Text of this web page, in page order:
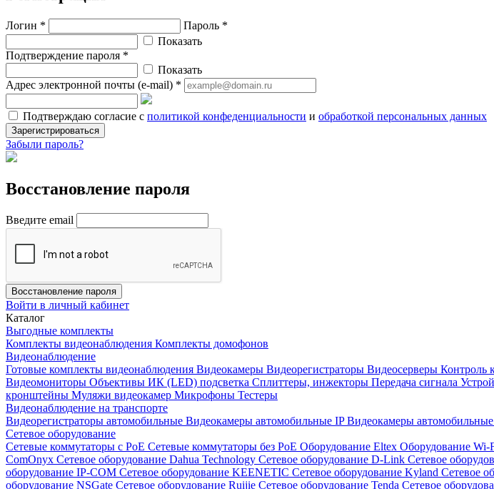
Логин *
Пароль *
Показать
Подтверждение пароля *
Показать
Адрес электронной почты (e-mail) *
Подтверждаю согласие с политикой конфеденциальности и обработкой персональных данных
Зарегистрироваться
Забыли пароль?
Восстановление пароля
Введите email
Восстановление пароля
Войти в личный кабинет
Каталог
Выгодные комплекты
Комплекты видеонаблюдения Комплекты домофонов
Видеонаблюдение
Готовые комплекты видеонаблюдения Видеокамеры Видеорегистраторы Видеосерверы Контроль
Видеомониторы Объективы ИК (LED) подсветка Сплиттеры, инжекторы Передача сигнала
кронштейны Муляжи видеокамер Микрофоны Тестеры
Видеонаблюдение на транспорте
Видеорегистраторы автомобильные Видеокамеры автомобильные IPВидеокамеры
Сетевое оборудование
Сетевые коммутаторы с РоЕ Сетевые коммутаторы без РоЕ Оборудование Eltex Оборудование Wi-
ComOnyx Сетевое оборудование Dahua Technology Сетевое оборудование D-Link Сетевое
оборудование IP-COM Сетевое оборудование KEENETIC Сетевое оборудование Kyland Сетевое
оборудование NSGate Сетевое оборудование Ruijie Сетевое оборудование Tenda Сетевое